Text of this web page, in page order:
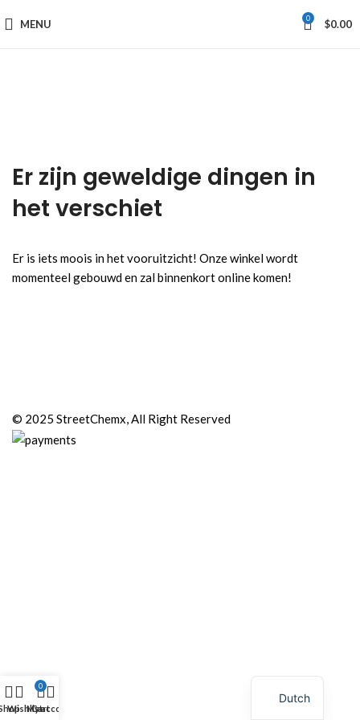
MENU 0 $0.00
Er zijn geweldige dingen in
het verschiet
Er is iets moois in het vooruitzicht! Onze winkel wordt
momenteel gebouwd en zal binnenkort online komen!
© 2025 StreetChemx, All Right Reserved
Wishlist
0
Cart
My account
Dutch